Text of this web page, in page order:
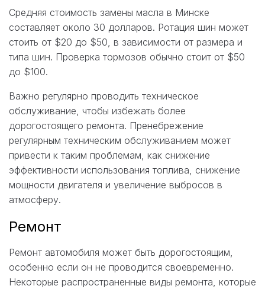
Средняя стоимость замены масла в Минске
составляет около 30 долларов. Ротация шин может
стоить от $20 до $50, в зависимости от размера и
типа шин. Проверка тормозов обычно стоит от $50
до $100.
Важно регулярно проводить техническое
обслуживание, чтобы избежать более
дорогостоящего ремонта. Пренебрежение
регулярным техническим обслуживанием может
привести к таким проблемам, как снижение
эффективности использования топлива, снижение
мощности двигателя и увеличение выбросов в
атмосферу.
Ремонт
Ремонт автомобиля может быть дорогостоящим,
особенно если он не проводится своевременно.
Некоторые распространенные виды ремонта, которые